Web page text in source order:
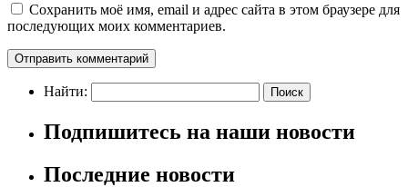
Сохранить моё имя, email и адрес сайта в этом браузере для
последующих моих комментариев.
Найти:
Подпишитесь на наши новости
Последние новости